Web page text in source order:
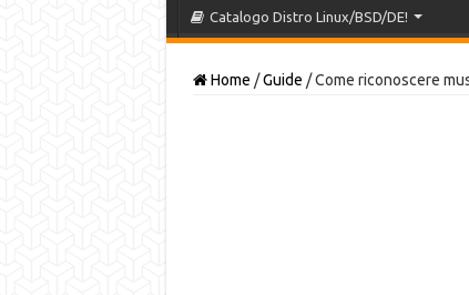
Catalogo Distro Linux/BSD/DE!
Home / Guide / Come riconoscere